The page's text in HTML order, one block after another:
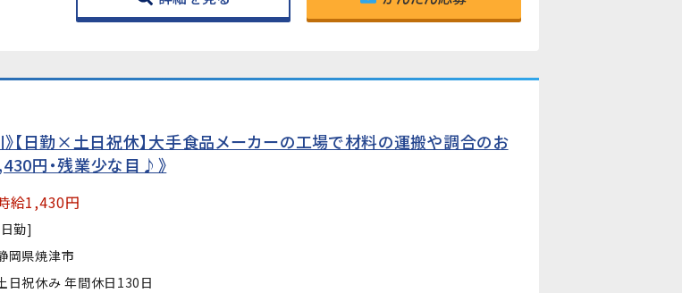
》【日勤×土日祝休】大手食品メーカーの工場で材料の運搬や調合のお
円・残業少な目♪》
給1,430円
勤]
岡県焼津市
日祝休み 年間休日130日